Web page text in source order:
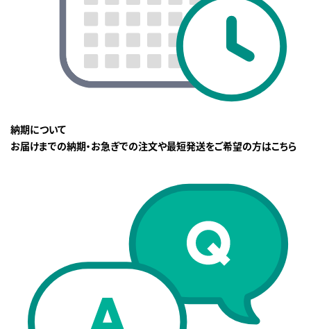
納期について
お届けまでの納期・お急ぎでの注文や最短発送をご希望の方はこちら